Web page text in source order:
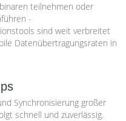
teilnehmen oder
-
sind weit verbreitet
Datenübertragungsraten in
Synchronisierung großer
schnell und zuverlässig.